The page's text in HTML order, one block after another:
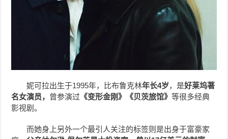
妮可拉出生于1995年，比布鲁克林年长4岁，是好莱坞著
名女演员，
曾参演过 《变形金刚》《贝茨旅馆》等很多经典
影视剧。
而她身上另外一个最引人关注的标签则是出身于富豪家